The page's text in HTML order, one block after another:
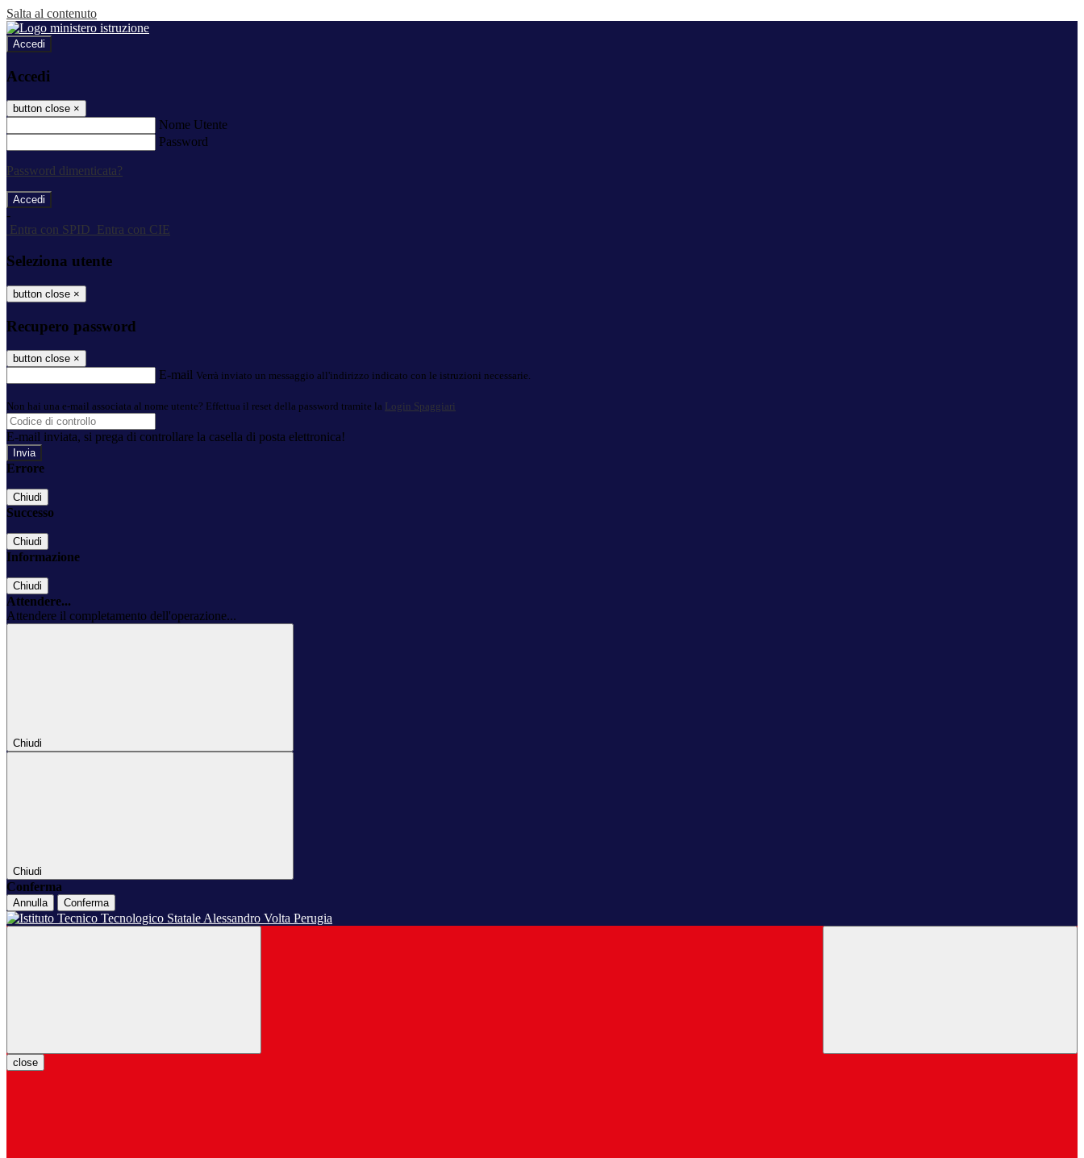
Salta al contenuto
Accedi
Accedi
button close ×
Nome Utente
Password
Password dimenticata?
-
Entra con SPID
Entra con CIE
Seleziona utente
button close ×
Recupero password
button close ×
E-mail Verrà inviato un messaggio all'indirizzo indicato con le istruzioni necessarie.
Non hai una e-mail associata al nome utente? Effettua il reset della password tramite la Login Spaggiari
E-mail inviata, si prega di controllare la casella di posta elettronica!
Errore
Chiudi
Successo
Chiudi
Informazione
Chiudi
Attendere...
Attendere il completamento dell'operazione...
Chiudi
Chiudi
Conferma
Annulla Conferma
close